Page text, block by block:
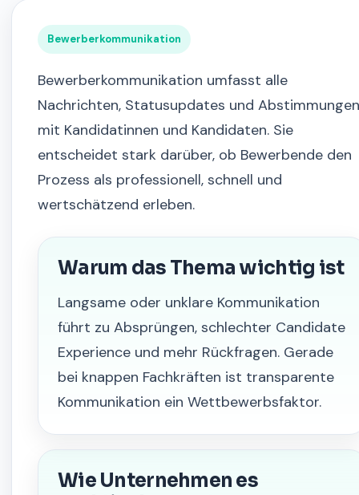
Bewerberkommunikation
Bewerberkommunikation umfasst alle
Nachrichten, Statusupdates und Abstimmungen
mit Kandidatinnen und Kandidaten. Sie
entscheidet stark darüber, ob Bewerbende den
Prozess als professionell, schnell und
wertschätzend erleben.
Warum das Thema wichtig ist
Langsame oder unklare Kommunikation
führt zu Absprüngen, schlechter Candidate
Experience und mehr Rückfragen. Gerade
bei knappen Fachkräften ist transparente
Kommunikation ein Wettbewerbsfaktor.
Wie Unternehmen es